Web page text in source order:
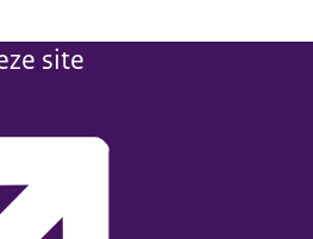
site